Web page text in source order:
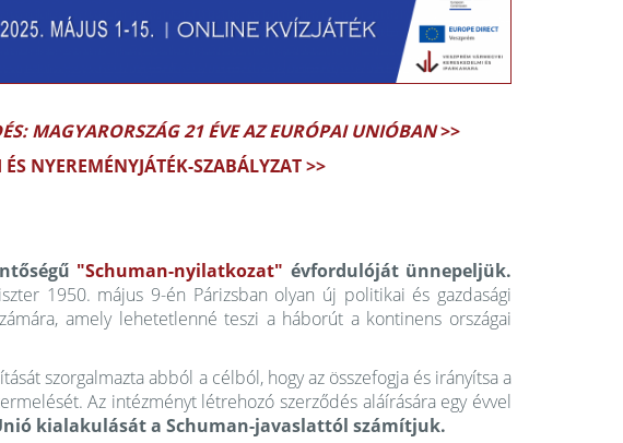
MAGYARORSZÁG 21 ÉVE AZ EURÓPAI UNIÓBAN>>
ÉS NYEREMÉNYJÁTÉK-SZABÁLYZAT >>
"Schuman-nyilatkozat" évfordulóját ünnepeljük.
1950. május 9-én Párizsban olyan új politikai és gazdasági
amely lehetetlenné teszi a háborút a kontinens országai
szorgalmazta abból a célból, hogy az összefogja és irányítsa a
Az intézményt létrehozó szerződés aláírására egy évvel
kialakulását a Schuman-javaslattól számítjuk.